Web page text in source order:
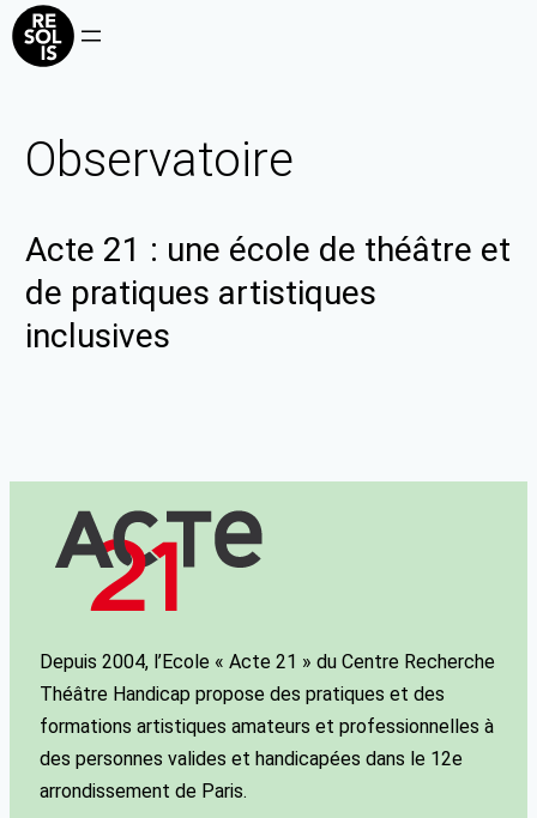
Observatoire
Acte 21 : une école de théâtre et
de pratiques artistiques
inclusives
Depuis 2004, l’Ecole « Acte 21 » du Centre Recherche
Théâtre Handicap propose des pratiques et des
formations artistiques amateurs et professionnelles à
des personnes valides et handicapées dans le 12e
arrondissement de Paris.